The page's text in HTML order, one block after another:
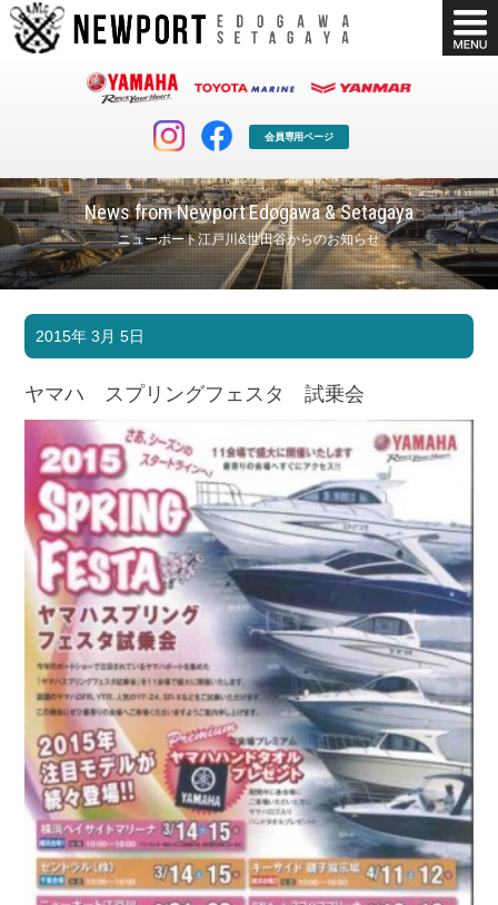
会員専用ページ
News from Newport Edogawa & Setagaya
ニューポート江戸川&世田谷からのお知らせ
マリンクラブ
マリンライフを堪能したい！
ボート販売
ボート免許
長年の実績と信頼！
シースタイル
Sea-Style
店舗情報
Shop Info.
公式ブログ
Blog
お問い合わせ
Contact us
会社概要
Company
採用情報
Recruit
リンク集
Link
2015年 3月 5日
ヤマハ スプリングフェスタ 試乗会